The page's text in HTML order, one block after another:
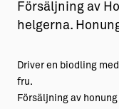
Försäljning av
helgerna.
Driver en biodling
fru.
Försäljning av